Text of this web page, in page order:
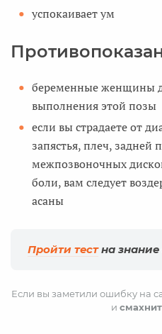
успокаивает ум
беременные женщины
выполнения этой позы
если вы страдаете от
запястья, плеч, задней
межпозвоночных
боли, вам следует
асаны
Пройти тестна знание
Если вы заметили ошибку на
и